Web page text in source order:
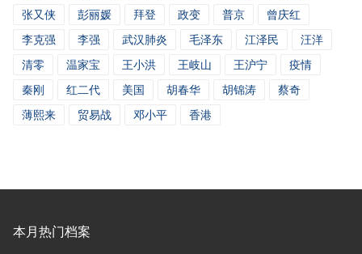
张又侠
彭丽媛 拜登 政变 普京
曾庆红
李克强
李强 武汉肺炎 毛泽东 江泽民
汪洋
清零
温家宝 王小洪 王岐山 王沪宁
疫情
秦刚
红二代 美国 胡春华 胡锦涛
蔡奇
薄熙来
贸易战 邓小平 香港
本月热门档案